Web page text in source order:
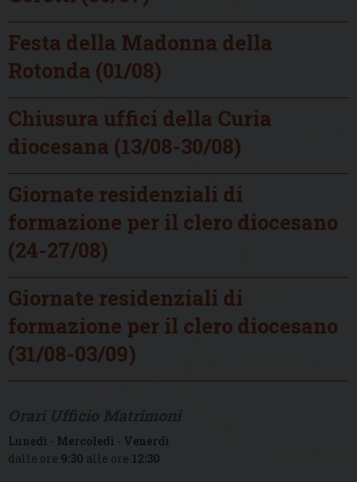
Festa della Madonna della
Rotonda (01/08)
Chiusura uffici della Curia
diocesana (13/08-30/08)
Giornate residenziali di
formazione per il clero diocesano
(24-27/08)
Giornate residenziali di
formazione per il clero diocesano
(31/08-03/09)
Lunedì - Mercoledì - Venerdì
dalle ore 9:30 alle ore 12:30